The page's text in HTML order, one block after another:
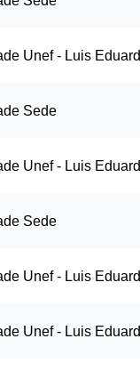
Unef - Luis
Sede
Unef - Luis
Sede
Unef - Luis
Unef - Luis